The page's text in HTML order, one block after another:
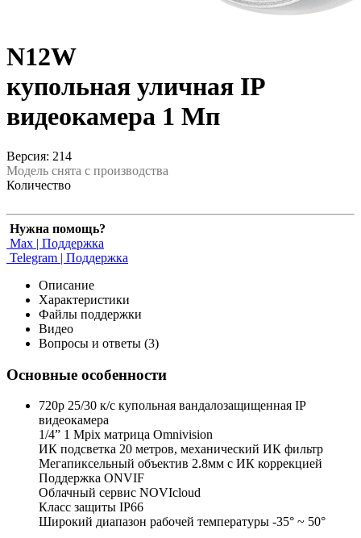
N12W
купольная уличная IP
видеокамера 1 Мп
Версия: 214
Модель снята с производства
Количество
Нужна помощь?
Max | Поддержка
Telegram | Поддержка
Описание
Характеристики
Файлы поддержки
Видео
Вопросы и ответы (3)
Основные особенности
720p 25/30 к/с купольная вандалозащищенная IP
видеокамера
1/4” 1 Mpix матрица Omnivision
ИК подсветка 20 метров, механический ИК фильтр
Мегапиксельный объектив 2.8мм c ИК коррекцией
Поддержка ONVIF
Облачный сервис NOVIcloud
Класс защиты IP66
Широкий диапазон рабочей температуры -35° ~ 50°